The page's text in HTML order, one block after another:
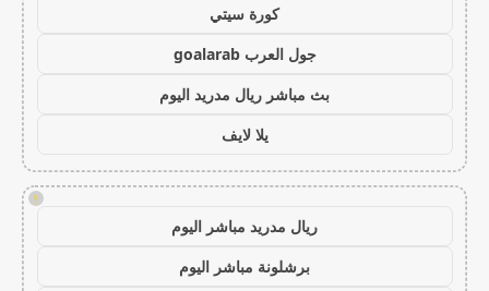
كورة سيتي
جول العرب goalarab
بث مباشر ريال مدريد اليوم
يلا لايف
!
ريال مدريد مباشر اليوم
برشلونة مباشر اليوم